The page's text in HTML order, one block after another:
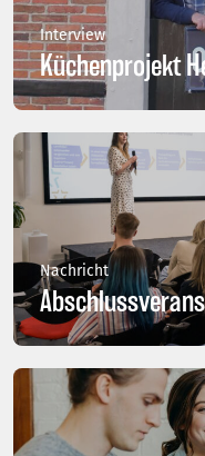
Interview
Küchenprojekt
Nachricht